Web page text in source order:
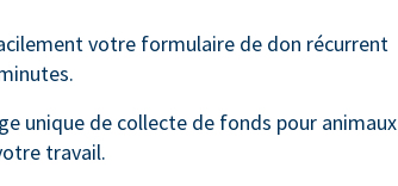
votre formulaire de don récurrent
unique de collecte de fonds pour animaux
travail.